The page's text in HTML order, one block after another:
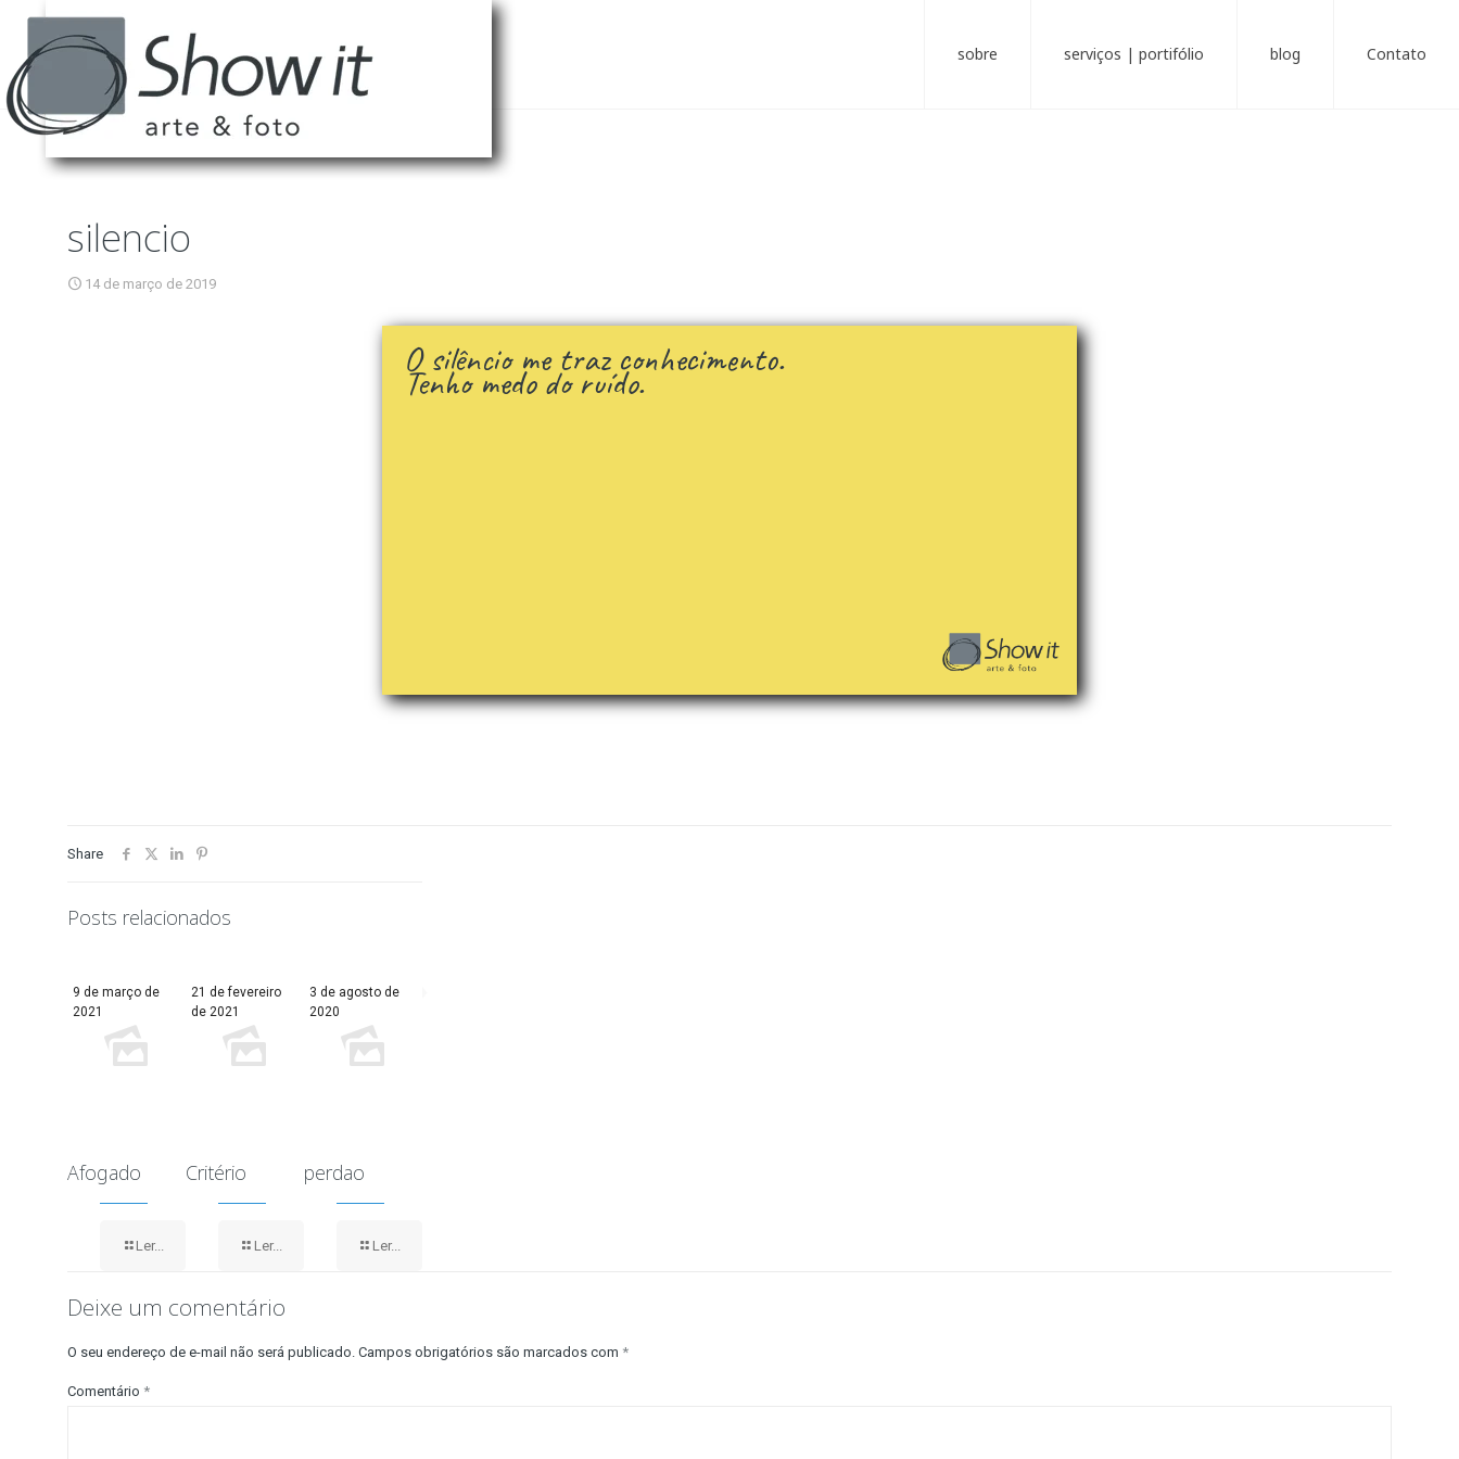
sobre serviços | portifólio blog Contato
silencio
14 de março de 2019
O silêncio me traz conhecimento.
Tenho medo do ruído.
Share
Posts relacionados
9 de março de
2021
Afogado
Ler...
21 de fevereiro
de 2021
Critério
Ler...
3 de agosto de
2020
perdao
Ler...
Deixe um comentário
O seu endereço de e-mail não será publicado. Campos obrigatórios são marcados com *
Comentário *